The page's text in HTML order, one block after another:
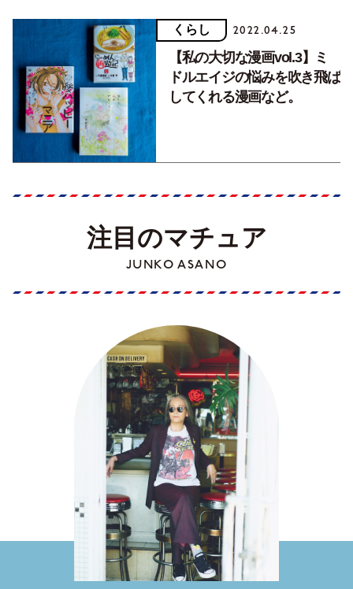
くらし 2022.04.25
【私の大切な漫画vol.3】ミ
ドルエイジの悩みを吹き飛ば
してくれる漫画など。
注目のマチュア
JUNKO ASANO